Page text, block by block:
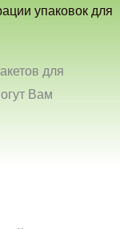
упаковок для
для
Вам